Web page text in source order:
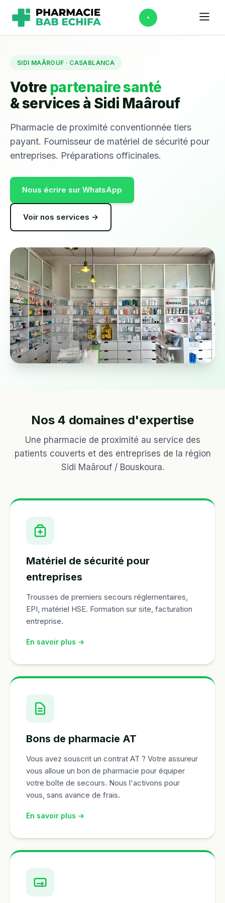
SIDI MAÂROUF · CASABLANCA
Votre partenaire santé
& services à Sidi Maârouf
Pharmacie de proximité conventionnée tiers
payant. Fournisseur de matériel de sécurité pour
entreprises. Préparations officinales.
Nous écrire sur WhatsApp
Voir nos services →
Nos 4 domaines d'expertise
Une pharmacie de proximité au service des
patients couverts et des entreprises de la région
Sidi Maârouf / Bouskoura.
Matériel de sécurité pour
entreprises
Trousses de premiers secours réglementaires,
EPI, matériel HSE. Formation sur site, facturation
entreprise.
En savoir plus →
Bons de pharmacie AT
Vous avez souscrit un contrat AT ? Votre assureur
vous alloue un bon de pharmacie pour équiper
votre boîte de secours. Nous l'activons pour
vous, sans avance de frais.
En savoir plus →